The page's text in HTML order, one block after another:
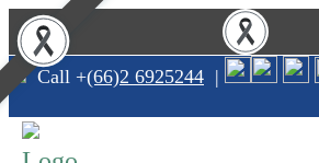
Call +(66)2 6925244 |